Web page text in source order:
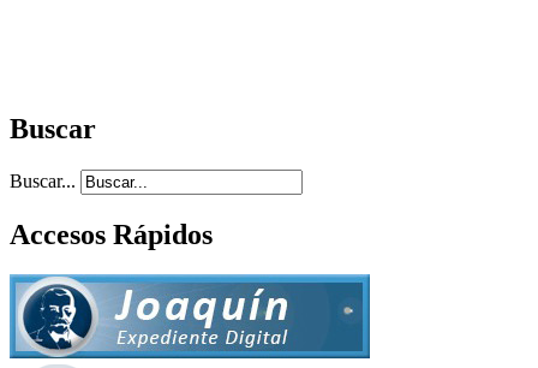
Buscar
Buscar...
Accesos Rápidos